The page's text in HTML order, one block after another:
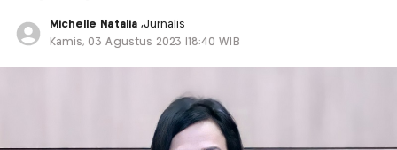
Michelle Natalia ,Jurnalis
Kamis, 03 Agustus 2023 |18:40 WIB